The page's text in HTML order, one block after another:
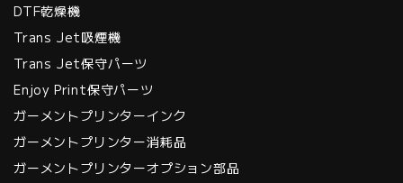
DTF乾燥機
Trans Jet吸煙機
Trans Jet保守パーツ
Enjoy Print保守パーツ
ガーメントプリンターインク
ガーメントプリンター消耗品
ガーメントプリンターオプション部品